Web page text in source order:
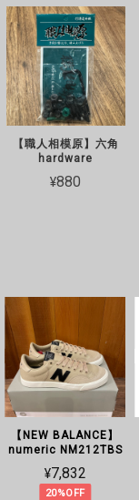
【職人相模原】六角
hardware
¥880
【NEW BALANCE】
numeric NM212TBS
¥7,832
20%OFF